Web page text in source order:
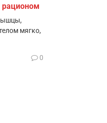
рационом
мягко,
0